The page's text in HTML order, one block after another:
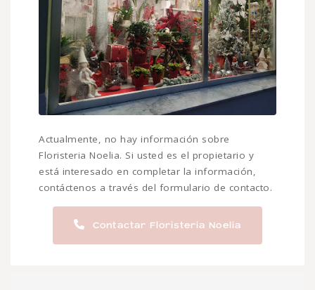
Actualmente, no hay información sobre
Floristeria Noelia. Si usted es el propietario y
está interesado en completar la información,
contáctenos a través del formulario de contacto.
Contactar Floristeria Noelia